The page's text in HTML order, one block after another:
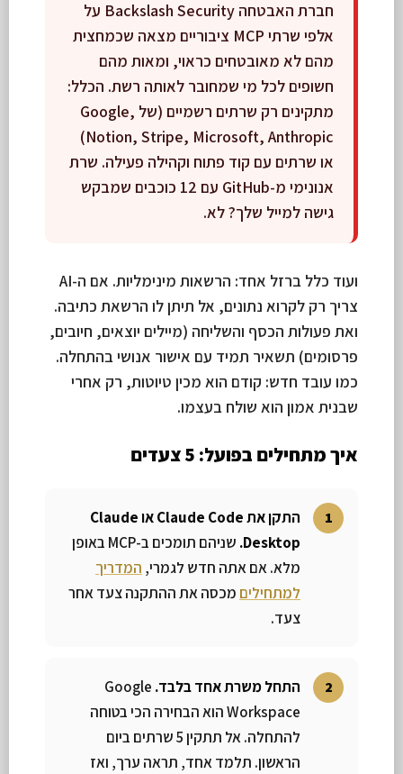
חברת האבטחה Backslash Security על
אלפי שרתי MCP ציבוריים מצאה שכמחצית
מהם לא מאובטחים כראוי, ומאות מהם
חשופים לכל מי שמחובר לאותה רשת. הכלל:
מתקינים רק שרתים רשמיים (של Google,
Notion, Stripe, Microsoft, Anthropic)
או שרתים עם קוד פתוח וקהילה פעילה. שרת
אנונימי מ-GitHub עם 12 כוכבים שמבקש
גישה למייל שלך? לא.
ועוד כלל ברזל אחד: הרשאות מינימליות. אם ה-AI
צריך רק לקרוא נתונים, אל תיתן לו הרשאת כתיבה.
ואת פעולות הכסף והשליחה (מיילים יוצאים, חיובים,
פרסומים) תשאיר תמיד עם אישור אנושי בהתחלה.
כמו עובד חדש: קודם הוא מכין טיוטות, רק אחרי
שבנית אמון הוא שולח בעצמו.
איך מתחילים בפועל: 5 צעדים
התקן את Claude Code או Claude
Desktop.
שניהם תומכים ב-MCP באופן
מלא. אם אתה חדש לגמרי, המדריך
למתחילים מכסה את ההתקנה צעד אחר
צעד.
התחל משרת אחד בלבד. Google
Workspace הוא הבחירה הכי בטוחה
להתחלה. אל תתקין 5 שרתים ביום
הראשון. תלמד אחד, תראה ערך, ואז